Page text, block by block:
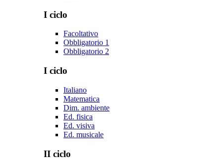
I ciclo
Facoltativo
Obbligatorio 1
Obbligatorio 2
I ciclo
Italiano
Matematica
Dim. ambiente
Ed. fisica
Ed. visiva
Ed. musicale
II ciclo